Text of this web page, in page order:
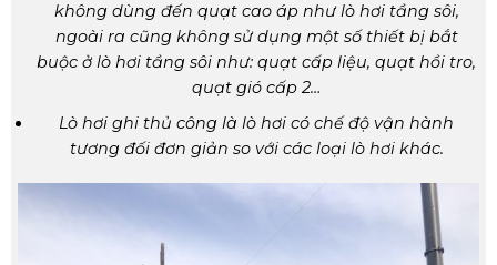
không dùng đến quạt cao áp như lò hơi tầng sôi,
ngoài ra cũng không sử dụng một số thiết bị bắt
buộc ở lò hơi tầng sôi như: quạt cấp liệu, quạt hồi tro,
quạt gió cấp 2…
Lò hơi ghi thủ công là lò hơi có chế độ vận hành
tương đối đơn giản so với các loại lò hơi khác.